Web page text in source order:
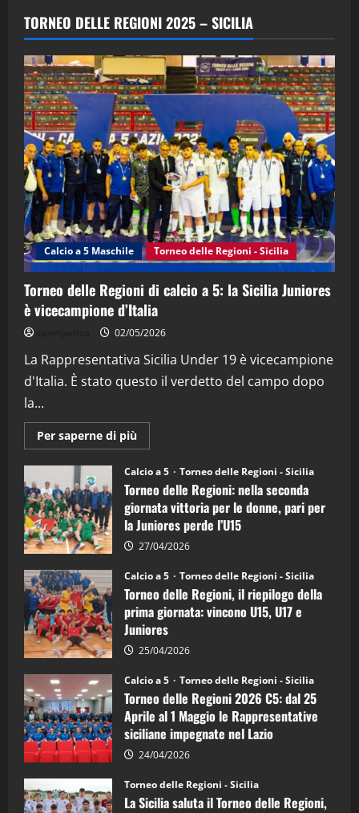
2
“SportEmpire” in Podcast: 29^ Puntata
(Martedi 28 Aprile 2026)
28/04/2026
3
"SportEmpire" in Podcast
“SportEmpire” in Podcast: 28^ Puntata
(Martedi 21 Aprile 2026)
21/04/2026
4
"SportEmpire" in Podcast Sport News
“SportEmpire” in Podcast: 27^ Puntata
(Martedi 14 Aprile 2026)
15/04/2026
"SportEmpire" in Podcast
“SportEmpire” in Podcast: 26^ Puntata
08/04/2026
TORNEO DELLE REGIONI 2025 – SICILIA
Calcio a 5 Maschile Torneo delle Regioni - Sicilia
Torneo delle Regioni di calcio a 5: la Sicilia Juniores
è vicecampione d’Italia
02/05/2026
La Rappresentativa Sicilia Under 19 è vicecampione
d'Italia. È stato questo il verdetto del campo dopo
la...
Per saperne di più
informazioni
Torneo
delle
Regioni
di
calcio
a
5:
la
Juniores
è
vicecampione
d’Italia
Calcio a 5 Torneo delle Regioni - Sicilia
Torneo delle Regioni: nella seconda
giornata vittoria per le donne, pari per
la Juniores perde l’U15
27/04/2026
Calcio a 5 Torneo delle Regioni - Sicilia
Torneo delle Regioni, il riepilogo della
prima giornata: vincono U15, U17 e
Juniores
25/04/2026
Calcio a 5 Torneo delle Regioni - Sicilia
Torneo delle Regioni 2026 C5: dal 25
Aprile al 1 Maggio le Rappresentative
siciliane impegnate nel Lazio
24/04/2026
Torneo delle Regioni - Sicilia
La Sicilia saluta il Torneo delle Regioni,